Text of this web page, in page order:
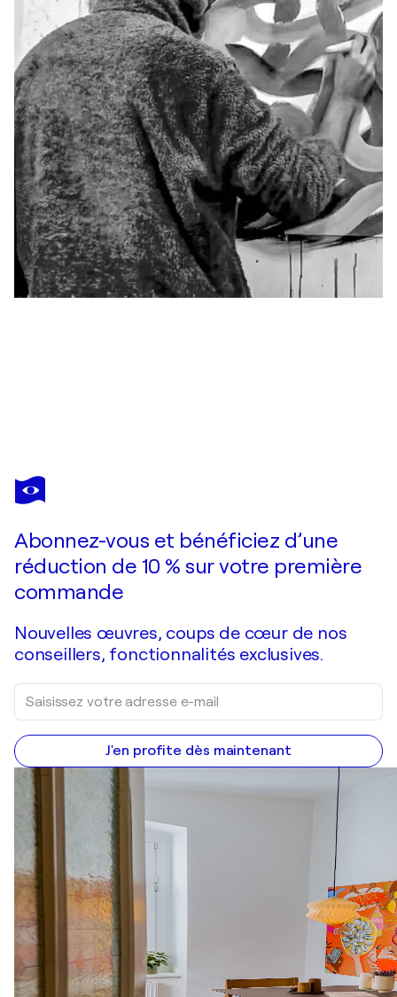
SUMIT MEHNDIRATTA
Exploflora Series No. 49
Abonnez-vous et bénéficiez d’une
réduction de 10 % sur votre première
commande
Nouvelles œuvres, coups de cœur de nos
conseillers, fonctionnalités exclusives.
J'en profite dès maintenant